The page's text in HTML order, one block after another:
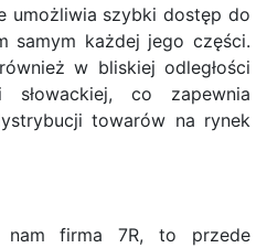
umożliwia szybki dostęp do
samym każdej jego części.
w bliskiej odległości
co zapewnia
towarów na rynek
nam firma 7R, to przede